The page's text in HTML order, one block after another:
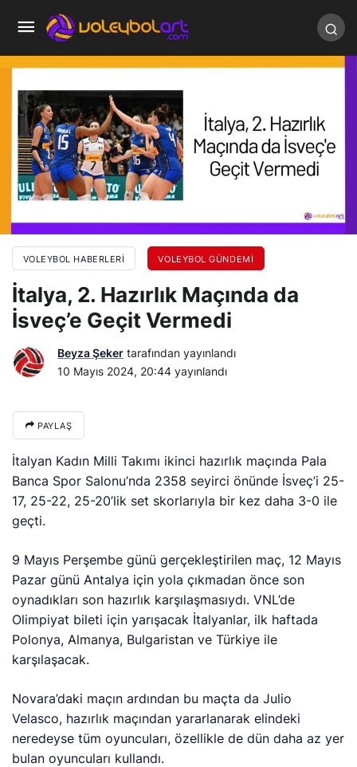
VOLEYBOL HABERLERI VOLEYBOL GÜNDEMI
İtalya, 2. Hazırlık Maçında da
İsveç’e Geçit Vermedi
Beyza Şeker tarafından yayınlandı
10 Mayıs 2024, 20:44 yayınlandı
PAYLAŞ
İtalyan Kadın Milli Takımı ikinci hazırlık maçında Pala
Banca Spor Salonu’nda 2358 seyirci önünde İsveç’i 25-
17, 25-22, 25-20’lik set skorlarıyla bir kez daha 3-0 ile
geçti.
9 Mayıs Perşembe günü gerçekleştirilen maç, 12 Mayıs
Pazar günü Antalya için yola çıkmadan önce son
oynadıkları son hazırlık karşılaşmasıydı. VNL’de
Olimpiyat bileti için yarışacak İtalyanlar, ilk haftada
Polonya, Almanya, Bulgaristan ve Türkiye ile
karşılaşacak.
Novara’daki maçın ardından bu maçta da Julio
Velasco, hazırlık maçından yararlanarak elindeki
neredeyse tüm oyuncuları, özellikle de dün daha az yer
bulan oyuncuları kullandı.